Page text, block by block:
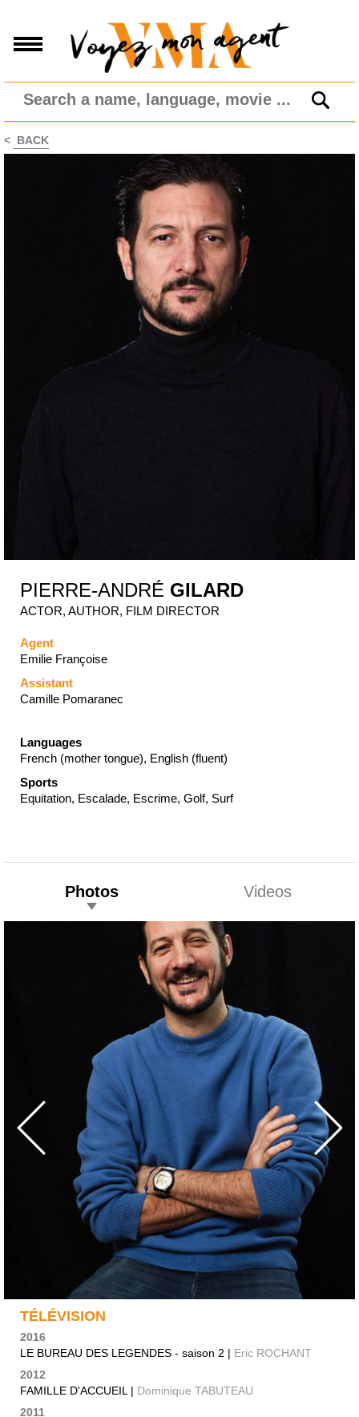
< BACK
PIERRE-ANDRÉ GILARD
ACTOR, AUTHOR, FILM DIRECTOR
Agent
Emilie Françoise
Assistant
Camille Pomaranec
Languages
French (mother tongue), English (fluent)
Sports
Equitation, Escalade, Escrime, Golf, Surf
Photos Videos
TÉLÉVISION
2016
LE BUREAU DES LEGENDES - saison 2 | Eric ROCHANT
2012
FAMILLE D'ACCUEIL | Dominique TABUTEAU
2011